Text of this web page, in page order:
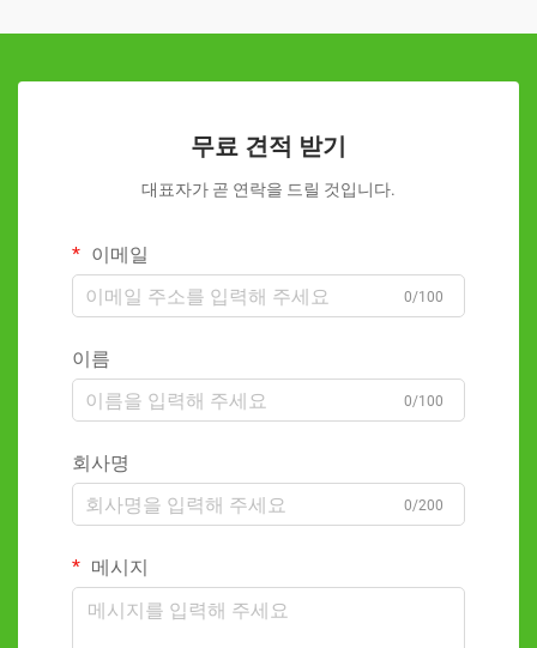
무료 견적 받기
대표자가 곧 연락을 드릴 것입니다.
이메일
0/100
이름
0/100
회사명
0/200
메시지